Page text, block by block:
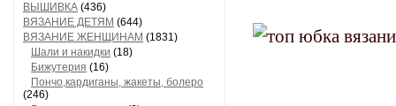
ВЫШИВКА (436)
ВЯЗАНИЕ ДЕТЯМ (644)
ВЯЗАНИЕ ЖЕНЩИНАМ (1831)
Шали и накидки (18)
Бижутерия (16)
Пончо,кардиганы, жакеты, болеро
(246)